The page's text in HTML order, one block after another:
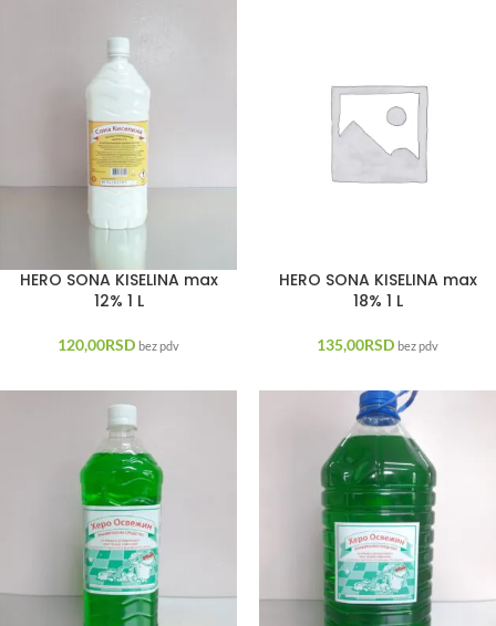
HERO SONA KISELINA max
12% 1 L
120,00RSD bez pdv
HERO SONA KISELINA max
18% 1 L
135,00RSD bez pdv